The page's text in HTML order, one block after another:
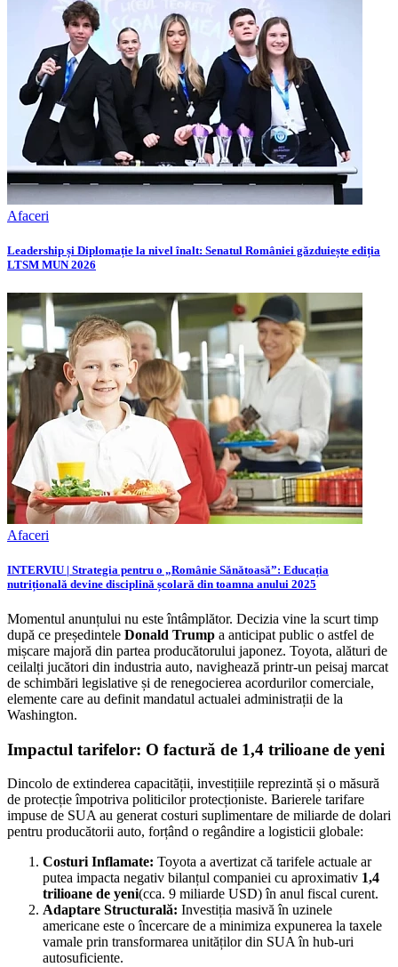
Afaceri
Leadership și Diplomație la nivel înalt: Senatul României găzduiește ediția
LTSM MUN 2026
Afaceri
INTERVIU | Strategia pentru o „Românie Sănătoasă”: Educația
nutrițională devine disciplină școlară din toamna anului 2025
Momentul anunțului nu este întâmplător. Decizia vine la scurt timp
după ce președintele Donald Trump a anticipat public o astfel de
mișcare majoră din partea producătorului japonez. Toyota, alături de
ceilalți jucători din industria auto, navighează printr-un peisaj marcat
de schimbări legislative și de renegocierea acordurilor comerciale,
elemente care au definit mandatul actualei administrații de la
Washington.
Impactul tarifelor: O factură de 1,4 trilioane de yeni
Dincolo de extinderea capacității, investițiile reprezintă și o măsură
de protecție împotriva politicilor protecționiste. Barierele tarifare
impuse de SUA au generat costuri suplimentare de miliarde de dolari
pentru producătorii auto, forțând o regândire a logisticii globale:
Costuri Inflamate: Toyota a avertizat că tarifele actuale ar
putea impacta negativ bilanțul companiei cu aproximativ 1,4
trilioane de yeni(cca. 9 miliarde USD) în anul fiscal curent.
Adaptare Structurală: Investiția masivă în uzinele
americane este o încercare de a minimiza expunerea la taxele
vamale prin transformarea unităților din SUA în hub-uri
autosuficiente.